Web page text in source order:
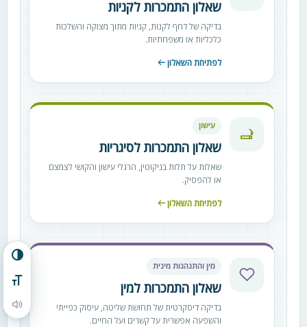
הפעל/כבה ניגודיות גבוהה
מתג גודל גופן
הקראת תוכן העמוד
שאלון התמכרות לקניות
בדיקה של דחף לקנות, קניות מתוך מצוקה והשלכות
כלכליות או משפחתיות.
לפתיחת השאלון
עישון
שאלון התמכרות לסיגריות
שאלות על תלות בניקוטין, הרגלי עישון והקושי לצמצם
או להפסיק.
לפתיחת השאלון
מין והתנהגות מינית
שאלון התמכרות למין
בדיקה דיסקרטית של תחושת שליטה, עיסוק כפייתי
והשפעה אפשרית על קשרים ועל החיים.